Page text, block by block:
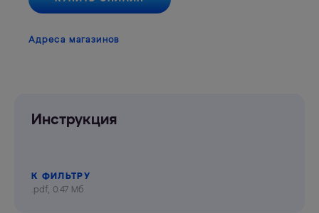
Адреса магазинов
Инструкция
К ФИЛЬТРУ
.pdf, 0.47 Мб